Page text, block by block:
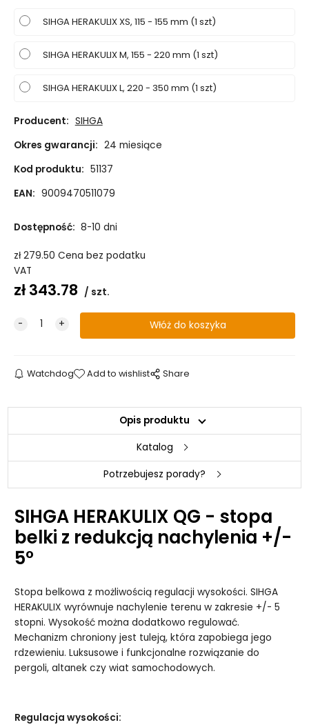
SIHGA HERAKULIX XS, 115 - 155 mm (1 szt)
SIHGA HERAKULIX M, 155 - 220 mm (1 szt)
SIHGA HERAKULIX L, 220 - 350 mm (1 szt)
Producent: SIHGA
Okres gwarancji: 24 miesiące
Kod produktu: 51137
EAN: 9009470511079
Dostępność: 8-10 dni
zł279.50 Cena bez podatku
VAT
zł343.78 szt.
Watchdog Add to wishlist Share
Opis produktu
Katalog
Potrzebujesz porady?
SIHGA HERAKULIX QG - stopa
belki z redukcją nachylenia +/-
5°
Stopa belkowa z możliwością regulacji wysokości. SIHGA
HERAKULIX wyrównuje nachylenie terenu w zakresie +/- 5
stopni. Wysokość można dodatkowo regulować.
Mechanizm chroniony jest tuleją, która zapobiega jego
rdzewieniu. Luksusowe i funkcjonalne rozwiązanie do
pergoli, altanek czy wiat samochodowych.
Regulacja wysokości: